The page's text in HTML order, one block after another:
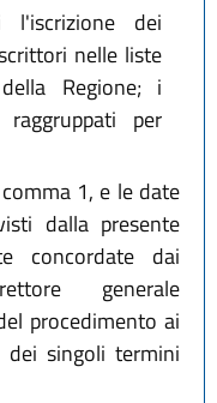
l'iscrizione dei
nelle liste
Regione; i
per
1, e le date
dalla presente
concordate dai
generale
procedimento ai
singoli termini